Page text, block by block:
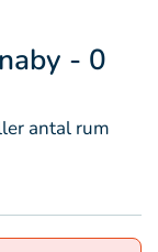
- 0
antal rum